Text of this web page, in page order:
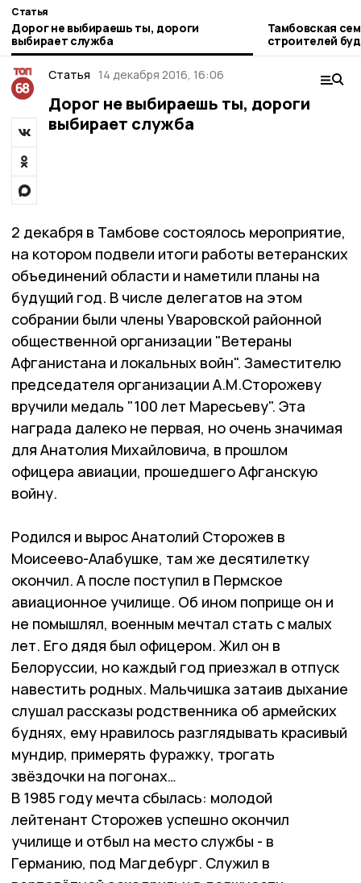
Статья
Дорог не выбираешь ты, дороги
выбирает служба
Тамбовская
строителей
Статья 14 декабря 2016, 16:06
Дорог не выбираешь ты, дороги
выбирает служба
2 декабря в Тамбове состоялось мероприятие,
на котором подвели итоги работы ветеранских
объединений области и наметили планы на
будущий год. В числе делегатов на этом
собрании были члены Уваровской районной
общественной организации "Ветераны
Афганистана и локальных войн". Заместителю
председателя организации А.М.Сторожеву
вручили медаль "100 лет Маресьеву". Эта
награда далеко не первая, но очень значимая
для Анатолия Михайловича, в прошлом
офицера авиации, прошедшего Афганскую
войну.
Родился и вырос Анатолий Сторожев в
Моисеево-Алабушке, там же десятилетку
окончил. А после поступил в Пермское
авиационное училище. Об ином поприще он и
не помышлял, военным мечтал стать с малых
лет. Его дядя был офицером. Жил он в
Белоруссии, но каждый год приезжал в отпуск
навестить родных. Мальчишка затаив дыхание
слушал рассказы родственника об армейских
буднях, ему нравилось разглядывать красивый
мундир, примерять фуражку, трогать
звёздочки на погонах…
В 1985 году мечта сбылась: молодой
лейтенант Сторожев успешно окончил
училище и отбыл на место службы - в
Германию, под Магдебург. Служил в